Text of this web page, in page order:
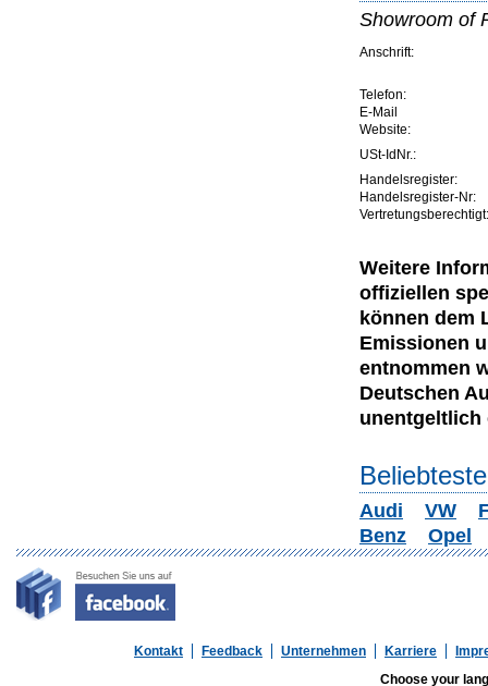
Showroom of
Anschrift:
Telefon:
E-Mail
Website:
USt-IdNr.:
Handelsregister:
Handelsregister-Nr:
Vertretungsberechtigt:
Weitere
offiziellen
können dem
Emissionen
entnommen
Deutschen
Audi VW
Benz
Opel
Kontakt Feedback Unternehmen Karriere
Choose your